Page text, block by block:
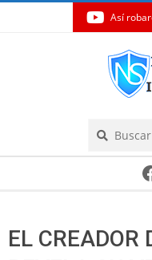
Así
EL CREADOR